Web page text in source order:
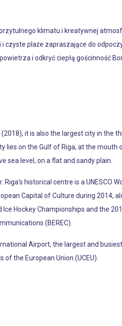
klimatu i kreatywnej
plaże zapraszające do
i odkryć ciepłą gościnność
it is also the largest city in the
on the Gulf of Riga, at the mouth
sea level, on a flat and sandy plain.
historical centre is a UNESCO
Capital of Culture during 2014,
Hockey Championships and the
(BEREC).
Airport, the largest and
the European Union (UCEU).